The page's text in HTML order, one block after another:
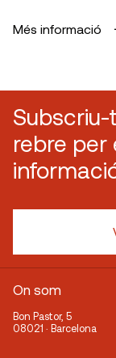
Més informació
rebre per
On som
Bon Pastor, 5
08021 · Barcelona